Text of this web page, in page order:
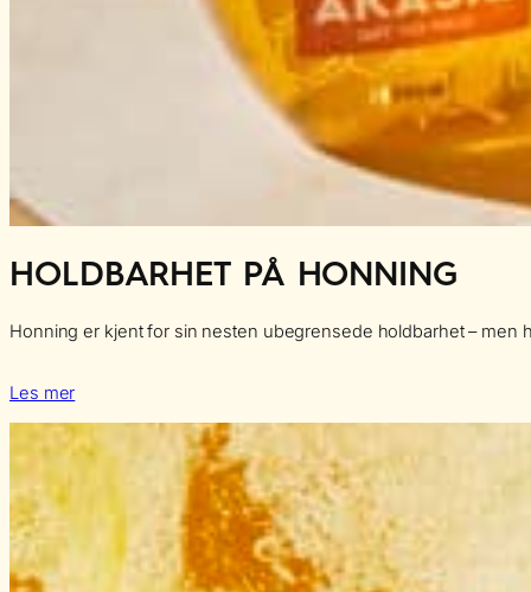
HOLDBARHET PÅ HONNING
Honning er kjent for sin nesten ubegrensede holdbarhet –
Les mer